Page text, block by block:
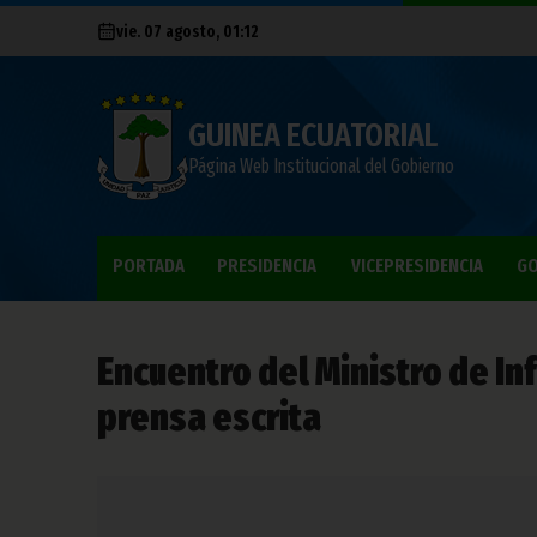
vie. 07 agosto, 01:12
GUINEA ECUATORIAL
Página Web Institucional del Gobierno
PORTADA PRESIDENCIA VICEPRESIDENCIA
Encuentro del Ministro de
prensa escrita